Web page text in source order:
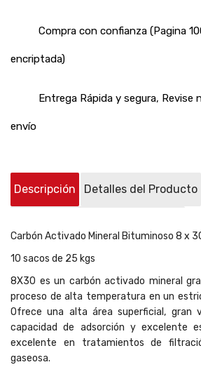
Compra con confianza (Pagina
encriptada)
Entrega Rápida y segura, Revise
envío
Descripción Detalles del Producto
Carbón Activado Mineral Bituminoso 8 x
10 sacos de 25 kgs
8X30 es un carbón activado mineral
proceso de alta temperatura en un
Ofrece una alta área superficial, gran
capacidad de adsorción y excelente
excelente en tratamientos de
gaseosa.